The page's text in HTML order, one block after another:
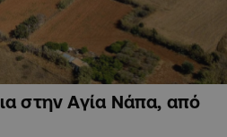
στην Αγία Νάπα, από